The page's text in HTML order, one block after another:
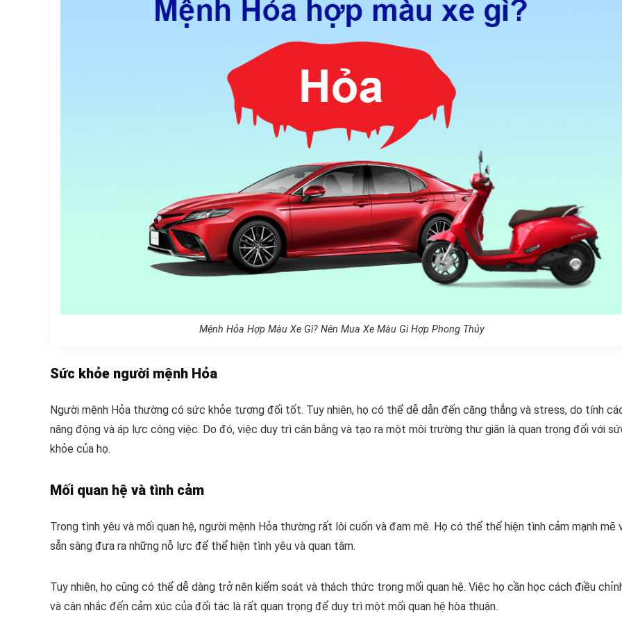
Mệnh Hỏa Hợp Màu Xe Gì? Nên Mua Xe Màu Gì Hợp Phong Thủy
Sức khỏe người mệnh Hỏa
Người mệnh Hỏa thường có sức khỏe tương đối tốt. Tuy nhiên, họ có thể dễ dẫn đến căng thẳng và stress, do tính
năng động và áp lực công việc. Do đó, việc duy trì cân bằng và tạo ra một môi trường thư giãn là quan trọng đối với
khỏe của họ.
Mối quan hệ và tình cảm
Trong tình yêu và mối quan hệ, người mệnh Hỏa thường rất lôi cuốn và đam mê. Họ có thể thể hiện tình cảm mạnh mẽ
sẵn sàng đưa ra những nỗ lực để thể hiện tình yêu và quan tâm.
Tuy nhiên, họ cũng có thể dễ dàng trở nên kiểm soát và thách thức trong mối quan hệ. Việc họ cần học cách điều
và cân nhắc đến cảm xúc của đối tác là rất quan trọng để duy trì một mối quan hệ hòa thuận.